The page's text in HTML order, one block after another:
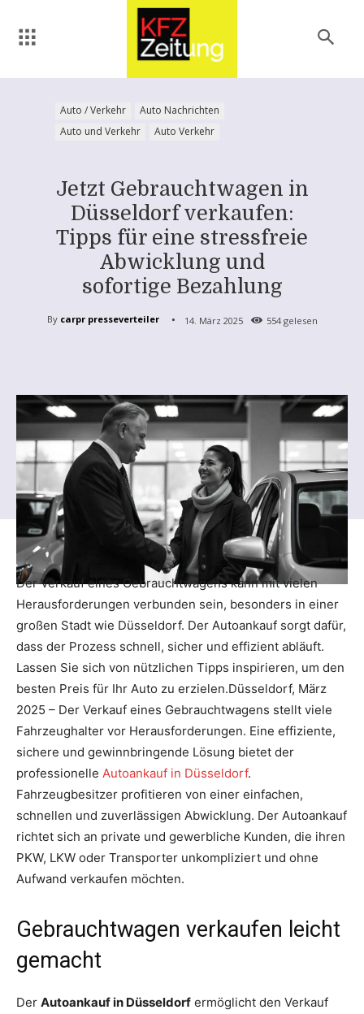
Auto / Verkehr
Auto Nachrichten
Auto und Verkehr
Auto Verkehr
Jetzt Gebrauchtwagen in
Düsseldorf verkaufen:
Tipps für eine stressfreie
Abwicklung und
sofortige Bezahlung
By carpr presseverteiler 14. März 2025 554gelesen
Der Verkauf eines Gebrauchtwagens kann mit vielen
Herausforderungen verbunden sein, besonders in einer
großen Stadt wie Düsseldorf. Der Autoankauf sorgt dafür,
dass der Prozess schnell, sicher und effizient abläuft.
Lassen Sie sich von nützlichen Tipps inspirieren, um den
besten Preis für Ihr Auto zu erzielen.Düsseldorf, März
2025 – Der Verkauf eines Gebrauchtwagens stellt viele
Fahrzeughalter vor Herausforderungen. Eine effiziente,
sichere und gewinnbringende Lösung bietet der
professionelle Autoankauf in Düsseldorf.
Fahrzeugbesitzer profitieren von einer einfachen,
schnellen und zuverlässigen Abwicklung. Der Autoankauf
richtet sich an private und gewerbliche Kunden, die ihren
PKW, LKW oder Transporter unkompliziert und ohne
Aufwand verkaufen möchten.
Gebrauchtwagen verkaufen leicht
gemacht
Der Autoankauf in Düsseldorf ermöglicht den Verkauf